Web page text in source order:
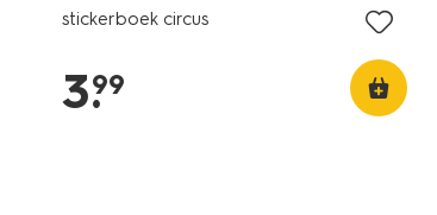
stickerboek circus
3.
99